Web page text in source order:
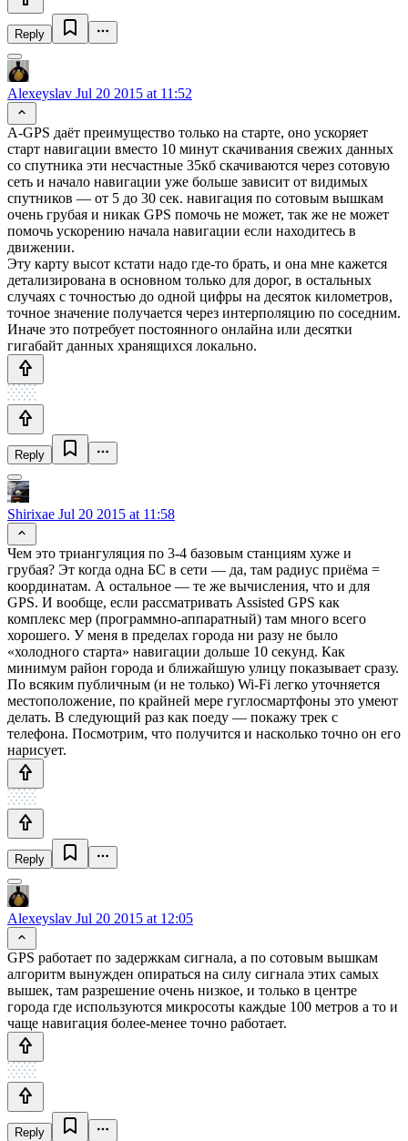
Reply
Alexeyslav Jul 20 2015 at 11:52
A-GPS даёт преимущество только на старте, оно ускоряет
старт навигации вместо 10 минут скачивания свежих данных
со спутника эти несчастные 35кб скачиваются через сотовую
сеть и начало навигации уже больше зависит от видимых
спутников — от 5 до 30 сек. навигация по сотовым вышкам
очень грубая и никак GPS помочь не может, так же не может
помочь ускорению начала навигации если находитесь в
движении.
Эту карту высот кстати надо где-то брать, и она мне кажется
детализирована в основном только для дорог, в остальных
случаях с точностью до одной цифры на десяток километров,
точное значение получается через интерполяцию по соседним.
Иначе это потребует постоянного онлайна или десятки
гигабайт данных хранящихся локально.
Reply
Shirixae Jul 20 2015 at 11:58
Чем это триангуляция по 3-4 базовым станциям хуже и
грубая? Эт когда одна БС в сети — да, там радиус приёма =
координатам. А остальное — те же вычисления, что и для
GPS. И вообще, если рассматривать Assisted GPS как
комплекс мер (программно-аппаратный) там много всего
хорошего. У меня в пределах города ни разу не было
«холодного старта» навигации дольше 10 секунд. Как
минимум район города и ближайшую улицу показывает сразу.
По всяким публичным (и не только) Wi-Fi легко уточняется
местоположение, по крайней мере гуглосмартфоны это умеют
делать. В следующий раз как поеду — покажу трек с
телефона. Посмотрим, что получится и насколько точно он его
нарисует.
Reply
Alexeyslav Jul 20 2015 at 12:05
GPS работает по задержкам сигнала, а по сотовым вышкам
алгоритм вынужден опираться на силу сигнала этих самых
вышек, там разрешение очень низкое, и только в центре
города где используются микросоты каждые 100 метров а то и
чаще навигация более-менее точно работает.
Reply